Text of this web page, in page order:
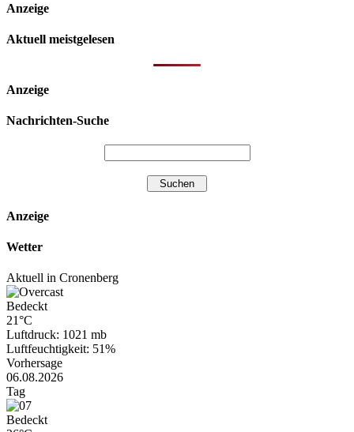
Anzeige
Aktuell meistgelesen
Anzeige
Nachrichten-Suche
Anzeige
Wetter
Aktuell in Cronenberg
Bedeckt
21°C
Luftdruck: 1021 mb
Luftfeuchtigkeit: 51%
Vorhersage
06.08.2026
Tag
Bedeckt